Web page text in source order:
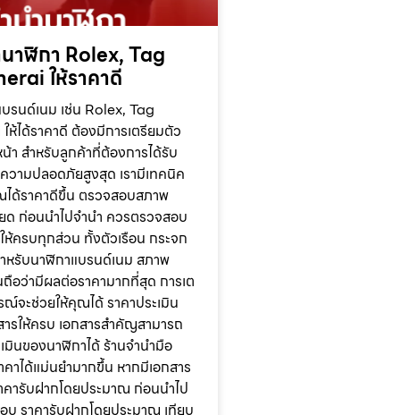
าฬิกา Rolex, Tag
ให้ราคาดี
รนด์เนม เช่น Rolex, Tag
ห้ได้ราคาดี ต้องมีการเตรียมตัว
า สำหรับลูกค้าที่ต้องการได้รับ
วามปลอดภัยสูงสุด เรามีเทคนิค
ด้ราคาดีขึ้น ตรวจสอบสภาพ
ด ก่อนนำไปจำนำ ควรตรวจสอบ
ครบทุกส่วน ทั้งตัวเรือน กระจก
หรับนาฬิกาแบรนด์เนม สภาพ
ถือว่ามีผลต่อราคามากที่สุด การเต
จะช่วยให้คุณได้ ราคาประเมิน
รให้ครบ เอกสารสำคัญสามารถ
มินของนาฬิกาได้ ร้านจำนำมือ
คาได้แม่นยำมากขึ้น หากมีเอกสาร
ารับฝากโดยประมาณ ก่อนนำไป
บ ราคารับฝากโดยประมาณ เทียบ